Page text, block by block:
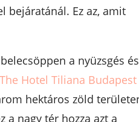
bejáratánál. Ez az, amit
a nyüzsgés és
The Hotel Tiliana Budapest
hektáros zöld
a nagy tér hozza azt a